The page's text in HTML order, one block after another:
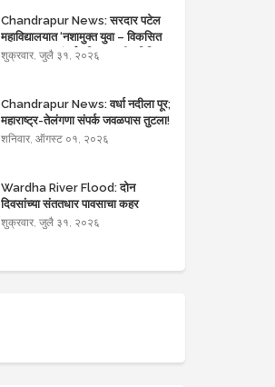
Chandrapur News: सरदार पटेल
महाविद्यालयात ‘नशामुक्त युवा – विकसित
भारत’ उपक्रमांतर्गत जिल्हास्तरीय विविध
शुक्रवार, जुलै ३१, २०२६
Chandrapur News: वर्धा नदीला पूर;
महाराष्ट्र-तेलंगणा संपर्क जवळपास तुटला!
शनिवार, ऑगस्ट ०१, २०२६
Wardha River Flood: दोन
दिवसांच्या संततधार पावसाचा कहर
शुक्रवार, जुलै ३१, २०२६